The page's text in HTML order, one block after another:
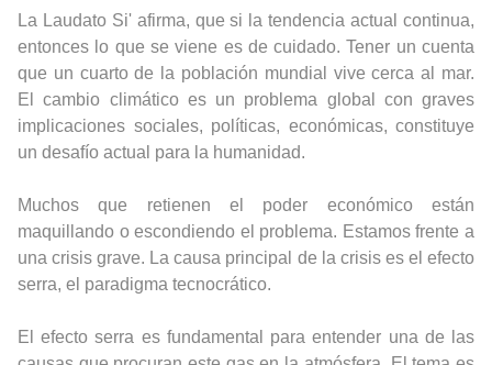
La Laudato Si' afirma, que si la tendencia actual continua,
entonces lo que se viene es de cuidado. Tener un cuenta
que un cuarto de la población mundial vive cerca al mar.
El cambio climático es un problema global con graves
implicaciones sociales, políticas, económicas, constituye
un desafío actual para la humanidad.
Muchos que retienen el poder económico están
maquillando o escondiendo el problema. Estamos frente a
una crisis grave. La causa principal de la crisis es el efecto
serra, el paradigma tecnocrático.
El efecto serra es fundamental para entender una de las